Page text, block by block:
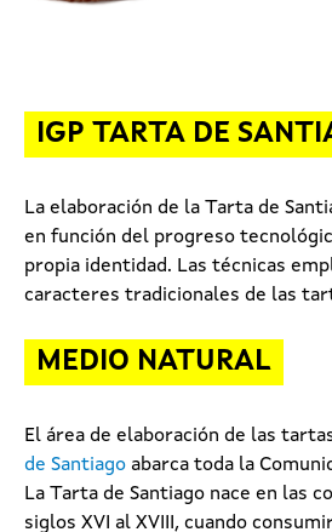
IGP TARTA DE
La elaboración de la Tarta de
en función del progreso
propia identidad. Las técnicas
caracteres tradicionales de las
MEDIO NATURAL
El área de elaboración de las
de Santiago abarca toda la
La Tarta de Santiago nace en las
siglos XVI al XVIII, cuando